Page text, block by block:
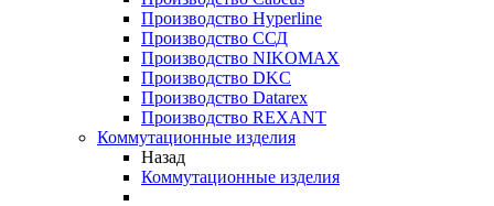
Производство Hyperline
Производство ССД
Производство NIKOMAX
Производство DKC
Производство Datarex
Производство REXANT
Коммутационные изделия
Назад
Коммутационные изделия